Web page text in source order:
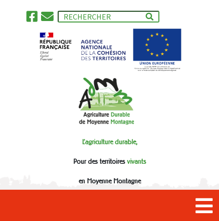
L'agriculture durable,
Pour des territoires vivants
en Moyenne Montagne